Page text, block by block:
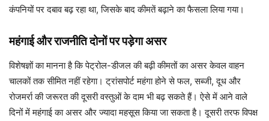
कंपनियों पर दबाव बढ़ रहा था, जिसके बाद कीमतें बढ़ाने का फैसला लिया गया।
महंगाई और राजनीति दोनों पर पड़ेगा असर
विशेषज्ञों का मानना है कि पेट्रोल-डीजल की बढ़ी कीमतों का असर केवल वाहन
चालकों तक सीमित नहीं रहेगा। ट्रांसपोर्ट महंगा होने से फल, सब्जी, दूध और
रोजमर्रा की जरूरत की दूसरी वस्तुओं के दाम भी बढ़ सकते हैं। ऐसे में आने वाले
दिनों में महंगाई का असर और ज्यादा महसूस किया जा सकता है। दूसरी तरफ विपक्ष